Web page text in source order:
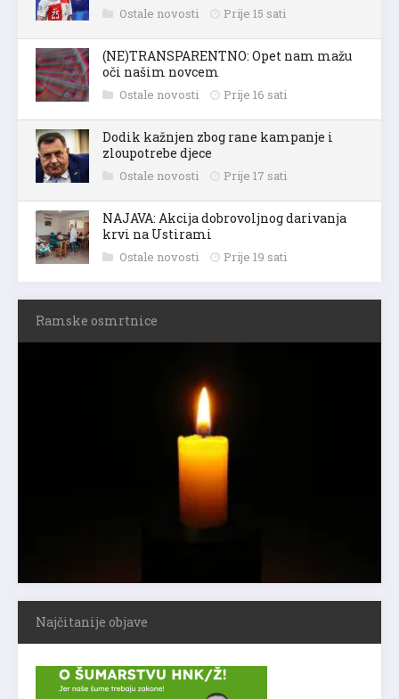
Ostale novosti Prije 15 sati
(NE)TRANSPARENTNO: Opet nam mažu
oči našim novcem
Ostale novosti Prije 16 sati
Dodik kažnjen zbog rane kampanje i
zloupotrebe djece
Ostale novosti Prije 17 sati
NAJAVA: Akcija dobrovoljnog darivanja
krvi na Ustirami
Ostale novosti Prije 19 sati
Ramske osmrtnice
Najčitanije objave